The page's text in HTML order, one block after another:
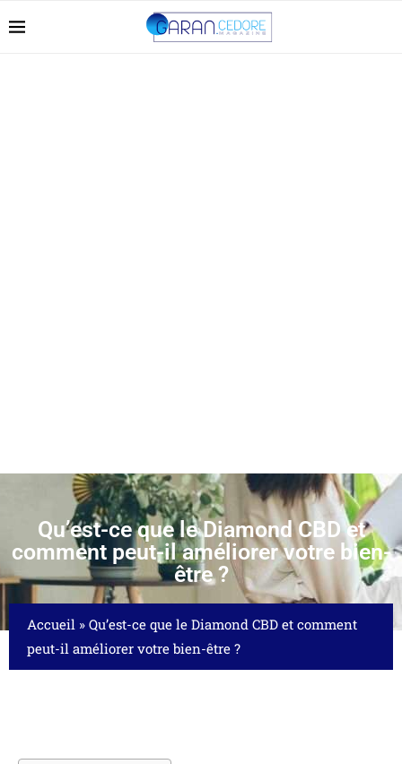
Qu’est-ce que le Diamond CBD et
comment peut-il améliorer votre bien-
être ?
Accueil » Qu’est-ce que le Diamond CBD et comment
peut-il améliorer votre bien-être ?